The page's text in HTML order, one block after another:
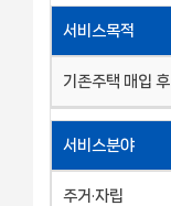
서비스목적
기존주택 매입
서비스분야
주거·자립